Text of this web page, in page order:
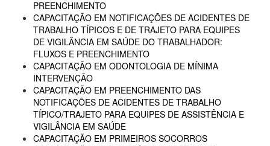
PREENCHIMENTO
CAPACITAÇÃO EM NOTIFICAÇÕES DE ACIDENTES DE
TRABALHO TÍPICOS E DE TRAJETO PARA EQUIPES
DE VIGILÂNCIA EM SAÚDE DO TRABALHADOR:
FLUXOS E PREENCHIMENTO
CAPACITAÇÃO EM ODONTOLOGIA DE MÍNIMA
INTERVENÇÃO
CAPACITAÇÃO EM PREENCHIMENTO DAS
NOTIFICAÇÕES DE ACIDENTES DE TRABALHO
TÍPICO/TRAJETO PARA EQUIPES DE ASSISTÊNCIA E
VIGILÂNCIA EM SAÚDE
CAPACITAÇÃO EM PRIMEIROS SOCORROS